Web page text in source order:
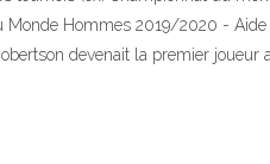
Hommes 2019/2020 -
devenait la premier